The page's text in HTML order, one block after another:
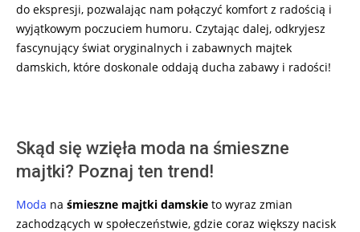
do ekspresji, pozwalając nam połączyć komfort z radością i
wyjątkowym poczuciem humoru. Czytając dalej, odkryjesz
fascynujący świat oryginalnych i zabawnych majtek
damskich, które doskonale oddają ducha zabawy i radości!
Skąd się wzięła moda na śmieszne
majtki? Poznaj ten trend!
Moda na śmieszne majtki damskie to wyraz zmian
zachodzących w społeczeństwie, gdzie coraz większy nacisk